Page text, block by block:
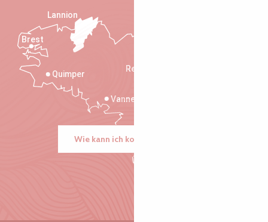
Rennes
Vannes
Quimper
Lannion
Brest
Wie kann ich kommen?